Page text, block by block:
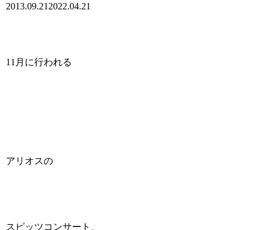
2013.09.21 2022.04.21
11月に行われる
アリオスの
スピッツコンサート、